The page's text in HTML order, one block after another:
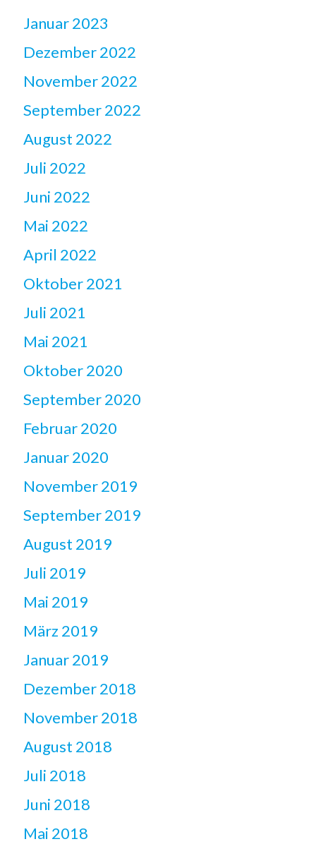
Januar 2023
Dezember 2022
November 2022
September 2022
August 2022
Juli 2022
Juni 2022
Mai 2022
April 2022
Oktober 2021
Juli 2021
Mai 2021
Oktober 2020
September 2020
Februar 2020
Januar 2020
November 2019
September 2019
August 2019
Juli 2019
Mai 2019
März 2019
Januar 2019
Dezember 2018
November 2018
August 2018
Juli 2018
Juni 2018
Mai 2018